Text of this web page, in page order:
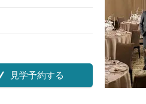
見学予約する